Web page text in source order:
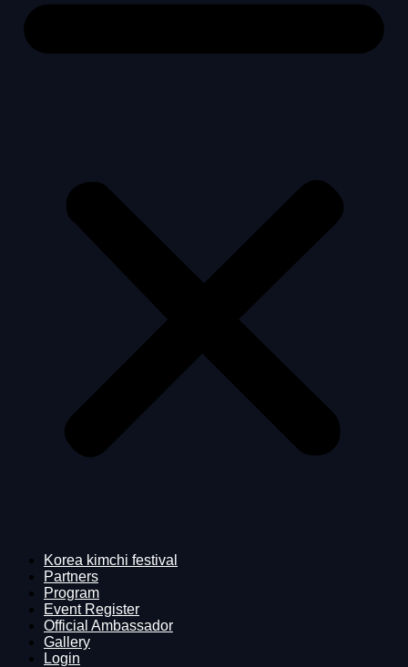
Korea kimchi festival
Partners
Program
Event Register
Official Ambassador
Gallery
Login